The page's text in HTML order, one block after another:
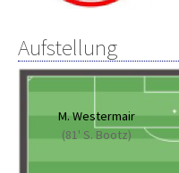
Aufstellung
M. Westermair
(81' S. Bootz)